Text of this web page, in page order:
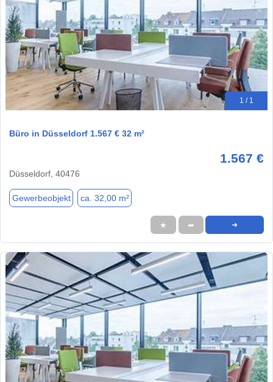
1 / 1
Büro in Düsseldorf 1.567 € 32 m²
1.567 €
Düsseldorf, 40476
Gewerbeobjekt ca. 32,00 m²
★ ➦ ➜